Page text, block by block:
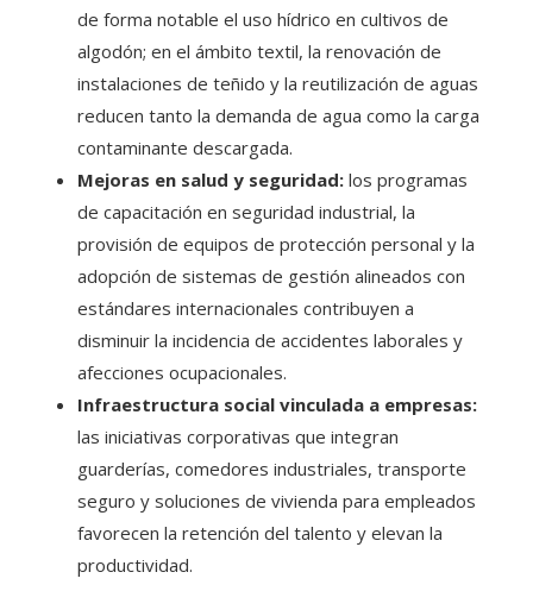
de forma notable el uso hídrico en cultivos de
algodón; en el ámbito textil, la renovación de
instalaciones de teñido y la reutilización de aguas
reducen tanto la demanda de agua como la carga
contaminante descargada.
Mejoras en salud y seguridad: los programas
de capacitación en seguridad industrial, la
provisión de equipos de protección personal y la
adopción de sistemas de gestión alineados con
estándares internacionales contribuyen a
disminuir la incidencia de accidentes laborales y
afecciones ocupacionales.
Infraestructura social vinculada a empresas:
las iniciativas corporativas que integran
guarderías, comedores industriales, transporte
seguro y soluciones de vivienda para empleados
favorecen la retención del talento y elevan la
productividad.